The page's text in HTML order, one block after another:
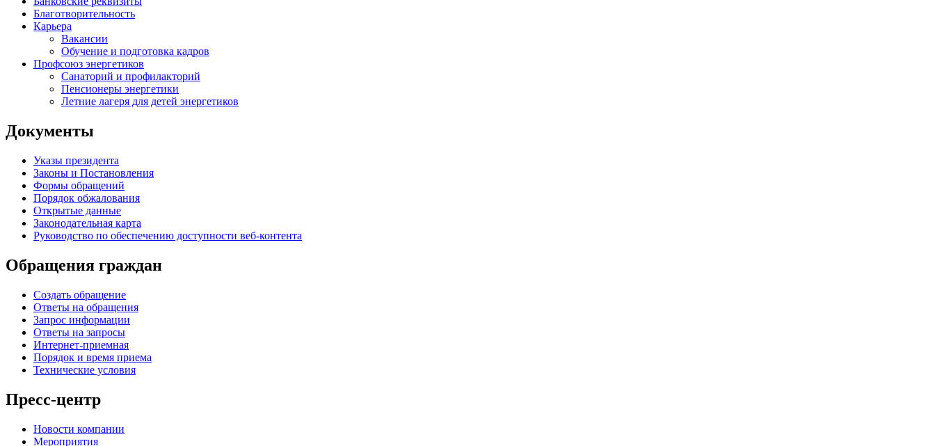
Благотворительность
Карьера
Вакансии
Обучение и подготовка кадров
Профсоюз энергетиков
Санаторий и профилакторий
Пенсионеры энергетики
Летние лагеря для детей энергетиков
Документы
Указы президента
Законы и Постановления
Формы обращений
Порядок обжалования
Открытые данные
Законодательная карта
Руководство по обеспечению доступности веб-контента
Обращения граждан
Создать обращение
Ответы на обращения
Запрос информации
Ответы на запросы
Интернет-приемная
Порядок и время приема
Технические условия
Пресс-центр
Новости компании
Мероприятия